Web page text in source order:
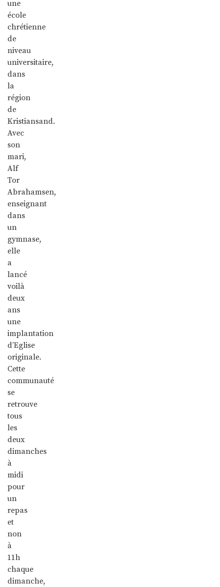
une
école
chrétienne
de
niveau
universitaire,
dans
la
région
de
Kristiansand.
Avec
son
mari,
Alf
Tor
Abrahamsen,
enseignant
dans
un
gymnase,
elle
a
lancé
voilà
deux
ans
une
implantation
d’Eglise
originale.
Cette
communauté
se
retrouve
tous
les
deux
dimanches
à
midi
pour
un
repas
et
non
à
11h
chaque
dimanche,